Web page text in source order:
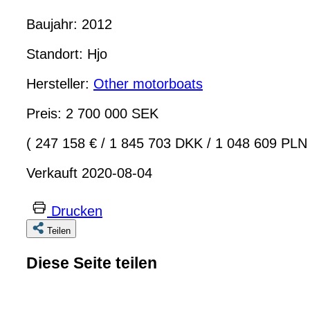
Baujahr: 2012
Standort: Hjo
Hersteller: Other motorboats
Preis: 2 700 000 SEK
( 247 158 € / 1 845 703 DKK / 1 048 609
Verkauft 2020-08-04
Drucken
Teilen
Diese Seite teilen